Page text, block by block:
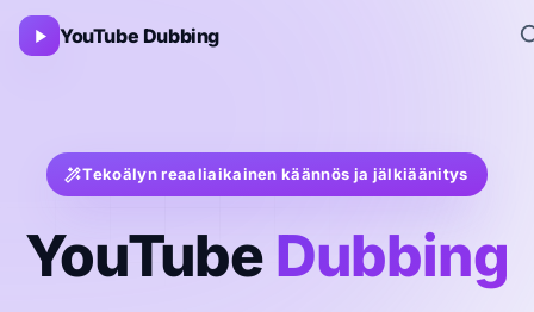
YouTube Dubbing
Tekoälyn reaaliaikainen käännös ja jälkiäänitys
YouTube Dubbing